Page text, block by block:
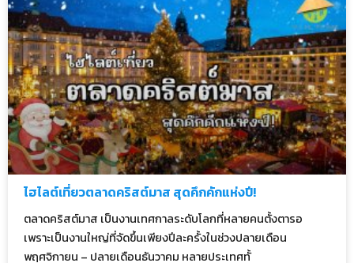
ไฮไลต์เที่ยวตลาดคริสต์มาส สุดคึกคักแห่งปี!
ตลาดคริสต์มาส เป็นงานเทศกาลระดับโลกที่หลายคนตั้งตารอ
เพราะเป็นงานใหญ่ที่จัดขึ้นเพียงปีละครั้งในช่วงปลายเดือน
พฤศจิกายน – ปลายเดือนธันวาคม หลายประเทศทั้